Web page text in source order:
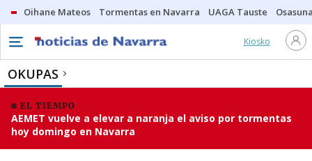
Oihane Mateos Tormentas en Navarra UAGA Tauste
Kiosko
OKUPAS
EL TIEMPO
AEMET vuelve a elevar a naranja el aviso por tormentas
hoy domingo en Navarra